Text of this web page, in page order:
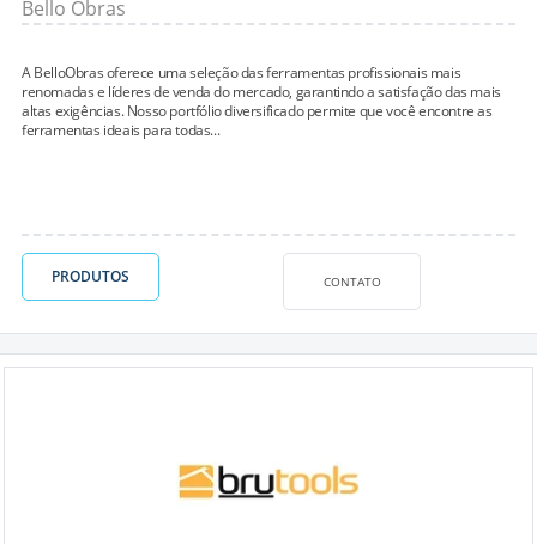
Bello Obras
A BelloObras oferece uma seleção das ferramentas profissionais mais
renomadas e líderes de venda do mercado, garantindo a satisfação das mais
altas exigências. Nosso portfólio diversificado permite que você encontre as
ferramentas ideais para todas...
PRODUTOS CONTATO